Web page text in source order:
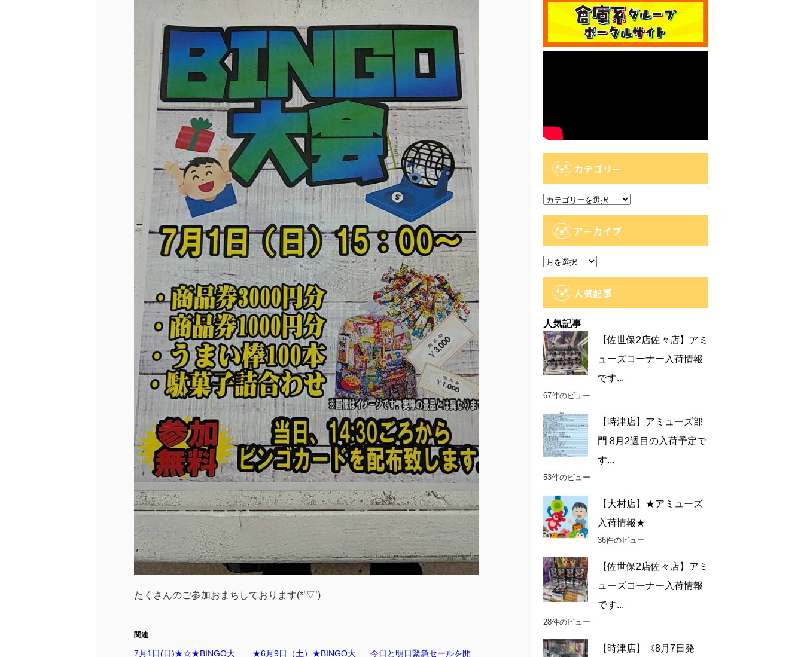
たくさんのご参加おまちしております(*’▽’)
関連
7月1日(日)★☆★BINGO大 ★6月9日（土）★BINGO大 今日と明日緊急セールを開
カテゴリー
カ
アーカイブ
ア
人気記事
人気記事
【佐世保2店佐々店】アミ
ューズコーナー入荷情報
です...
67件のビュー
【時津店】アミューズ部
門 8月2週目の入荷予定で
す...
53件のビュー
【大村店】★アミューズ
入荷情報★
36件のビュー
【佐世保2店佐々店】アミ
ューズコーナー入荷情報
です...
28件のビュー
【時津店】《8月7日発